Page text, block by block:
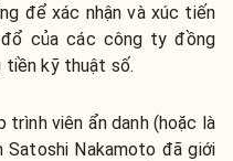
để xác nhận và xúc tiến
của các công ty đồng
tiền kỹ thuật số.
trình viên ẩn danh (hoặc là
Nakamoto đã giới